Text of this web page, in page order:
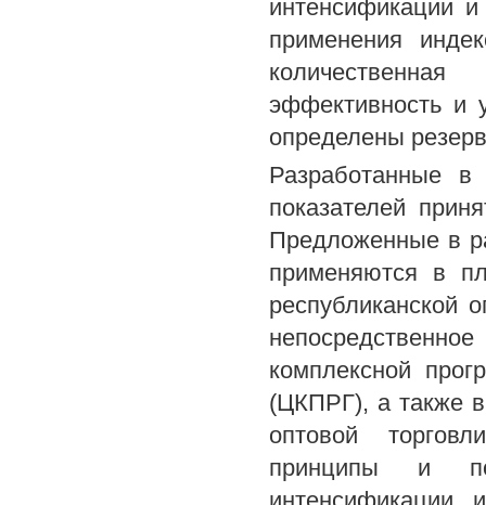
интенсификации
применения
эффективность и
определены
Разработанные в
показателей
Предложенные в
применяются в
республиканской
комплексной
(ЦКПРГ), а также в
оптовой
принципы и